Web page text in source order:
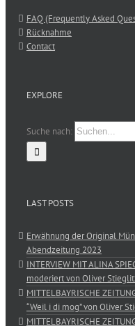
FAQ (Frequently Asked
Rücknahme
Contact
EXPLORE
Suche nach:
LAST POSTS
Erwähnung der Original
Abendzeitung 2023
INTERVIEW MIT ALINA
moderiert von Oliver
MITTELBAYRISCHE
“Weil i di mog” von Oliver
MITTELBAYRISCHE